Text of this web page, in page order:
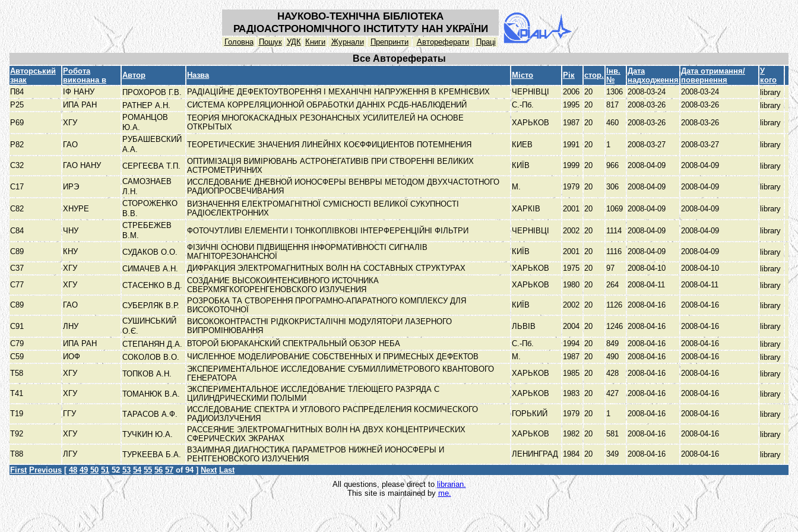
НАУКОВО-ТЕХНІЧНА БІБЛІОТЕКА
РАДІОАСТРОНОМІЧНОГО ІНСТИТУТУ НАН УКРАЇНИ
Головна Пошук УДК Книги Журнали Препринти Автореферати Праці
Все Авторефераты
Авторський
знак
Робота
виконана в
Автор Назва Місто Рік стор.
Інв.
№
Дата
надходження
Дата отримання/
повернення
У
кого
П84
ІФ НАНУ ПРОХОРОВ Г.В. РАДІАЦІЙНЕ ДЕФЕКТОУТВОРЕННЯ І МЕХАНІЧНІ НАПРУЖЕННЯ В КРЕМНІЄВИХ ЧЕРНІВЦІ 2006 20 1306 2008-03-24 2008-03-24
library
Р25
ИПА РАН РАТНЕР А.Н. СИСТЕМА КОРРЕЛЯЦИОННОЙ ОБРАБОТКИ ДАННІХ РСДБ-НАБЛЮДЕНИЙ С.-Пб. 1995 20 817 2008-03-26 2008-03-26
library
Р69
ХГУ
РОМАНЦОВ
Ю.А.
ТЕОРИЯ МНОГОКАСКАДНЫХ РЕЗОНАНСНЫХ УСИЛИТЕЛЕЙ НА ОСНОВЕ
ОТКРЫТЫХ
ХАРЬКОВ 1987 20 460 2008-03-26 2008-03-26 library
Р82 ГАО
РУБАШЕВСКИЙ
А.А.
ТЕОРЕТИЧЕСКИЕ ЗНАЧЕНИЯ ЛИНЕЙНІХ КОЄФФИЦИЕНТОВ ПОТЕМНЕНИЯ КИЕВ 1991 20 1 2008-03-27 2008-03-27 library
С32 ГАО НАНУ СЕРГЕЄВА Т.П.
ОПТИМІЗАЦІЯ ВИМІРЮВАНЬ АСТРОНЕГАТИВІВ ПРИ СТВОРЕННІ ВЕЛИКИХ
АСТРОМЕТРИЧНИХ
КИЇВ 1999 20 966 2008-04-09 2008-04-09 library
С17 ИРЭ
САМОЗНАЕВ
Л.Н.
ИССЛЕДОВАНИЕ ДНЕВНОЙ ИОНОСФЕРЫ ВЕНВРЫ МЕТОДОМ ДВУХЧАСТОТНОГО
РАДИОПРОСВЕЧИВАНИЯ
М. 1979 20 306 2008-04-09 2008-04-09 library
С82 ХНУРЕ
СТОРОЖЕНКО
В.В.
ВИЗНАЧЕННЯ ЕЛЕКТРОМАГНІТНОЇ СУМІСНОСТІ ВЕЛИКОЇ СУКУПНОСТІ
РАДІОЄЛЕКТРОННИХ
ХАРКІВ 2001 20 1069 2008-04-09 2008-04-09 library
С84 ЧНУ
СТРЕБЕЖЕВ
В.М.
ФОТОЧУТЛИВІ ЕЛЕМЕНТИ І ТОНКОПЛІВКОВІ ІНТЕРФЕРЕНЦІЙНІ ФІЛЬТРИ ЧЕРНІВЦІ 2002 20 1114 2008-04-09 2008-04-09 library
С89 КНУ СУДАКОВ О.О.
ФІЗИЧНІ ОСНОВИ ПІДВИЩЕННЯ ІНФОРМАТИВНОСТІ СИГНАЛІВ
МАГНІТОРЕЗОНАНСНОЇ
КИЇВ 2001 20 1116 2008-04-09 2008-04-09
library
С37
ХГУ СИМАЧЕВ А.Н. ДИФРАКЦИЯ ЭЛЕКТРОМАГНИТНЫХ ВОЛН НА СОСТАВНЫХ СТРУКТУРАХ ХАРЬКОВ 1975 20 97 2008-04-10 2008-04-10
library
С77
ХГУ СТАСЕНКО В.Д.
СОЗДАНИЕ ВЫСОКОИНТЕНСИВНОГО ИСТОЧНИКА
СВЕРХМЯГКОГОРЕНГЕНОВСКОГО ИЗЛУЧЕНИЯ
ХАРЬКОВ 1980 20 264 2008-04-11 2008-04-11 library
С89 ГАО СУБЕРЛЯК В.Р.
РОЗРОБКА ТА СТВОРЕННЯ ПРОГРАМНО-АПАРАТНОГО КОМПЛЕКСУ ДЛЯ
ВИСОКОТОЧНОЇ
КИЇВ 2002 20 1126 2008-04-16 2008-04-16 library
С91 ЛНУ
СУШИНСЬКИЙ
О.Є.
ВИСОКОКОНТРАСТНІ РІДКОКРИСТАЛІЧНІ МОДУЛЯТОРИ ЛАЗЕРНОГО
ВИПРОМІНЮВАННЯ
ЛЬВІВ 2004 20 1246 2008-04-16 2008-04-16
library
С79
ИПА РАН СТЕПАНЯН Д.А. ВТОРОЙ БЮРАКАНСКИЙ СПЕКТРАЛЬНЫЙ ОБЗОР НЕБА С.-Пб. 1994 20 849 2008-04-16 2008-04-16
library
С59
ИОФ СОКОЛОВ В.О. ЧИСЛЕННОЕ МОДЕЛИРОВАНИЕ СОБСТВЕННЫХ И ПРИМЕСНЫХ ДЕФЕКТОВ М. 1987 20 490 2008-04-16 2008-04-16
library
Т58
ХГУ ТОПКОВ А.Н.
ЭКСПЕРИМЕНТАЛЬНОЕ ИССЛЕДОВАНИЕ СУБМИЛЛИМЕТРОВОГО КВАНТОВОГО
ГЕНЕРАТОРА
ХАРЬКОВ 1985 20 428 2008-04-16 2008-04-16 library
Т41 ХГУ ТОМАНЮК В.А.
ЭКСПЕРИМЕНТАЛЬНОЕ ИССЛЕДОВАНИЕ ТЛЕЮЩЕГО РАЗРЯДА С
ЦИЛИНДРИЧЕСКИМИ ПОЛЫМИ
ХАРЬКОВ 1983 20 427 2008-04-16 2008-04-16 library
Т19 ГГУ ТАРАСОВ А.Ф.
ИССЛЕДОВАНИЕ СПЕКТРА И УГЛОВОГО РАСПРЕДЕЛЕНИЯ КОСМИЧЕСКОГО
РАДИОИЗЛУЧЕНИЯ
ГОРЬКИЙ 1979 20 1 2008-04-16 2008-04-16 library
Т92 ХГУ ТУЧКИН Ю.А.
РАССЕЯНИЕ ЭЛЕКТРОМАГНИТНЫХ ВОЛН НА ДВУХ КОНЦЕНТРИЧЕСКИХ
СФЕРИЧЕСКИХ ЭКРАНАХ
ХАРЬКОВ 1982 20 581 2008-04-16 2008-04-16 library
Т88 ЛГУ ТУРКЕЕВА Б.А.
ВЗАИМНАЯ ДИАГНОСТИКА ПАРАМЕТРОВ НИЖНЕЙ ИОНОСФЕРЫ И
РЕНТГЕНОВСКОГО ИЗЛУЧЕНИЯ
ЛЕНИНГРАД 1984 20 349 2008-04-16 2008-04-16
library
First Previous [ 48 49 50 51 52 53 54 55 56 57 of 94 ] Next Last
All questions, please direct to librarian.
This site is maintained byme.